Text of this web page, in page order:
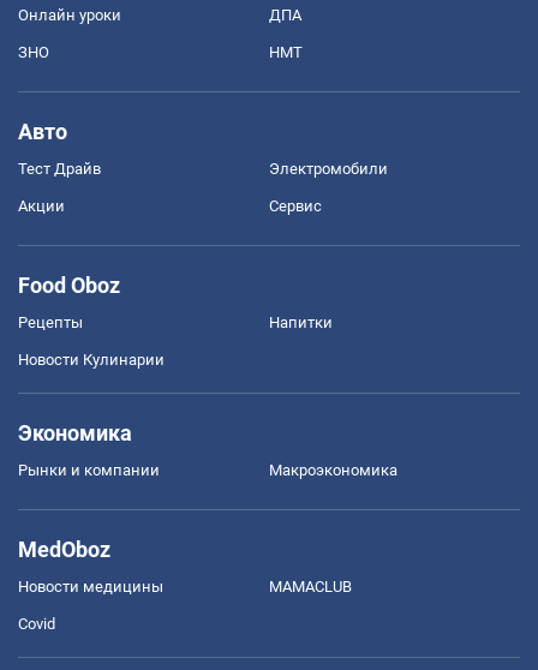
Онлайн уроки ДПА
ЗНО НМТ
Авто
Тест Драйв Электромобили
Акции Сервис
Food Oboz
Рецепты Напитки
Новости Кулинарии
Экономика
Рынки и компании Mакроэкономика
MedOboz
Новости медицины MAMACLUB
Covid